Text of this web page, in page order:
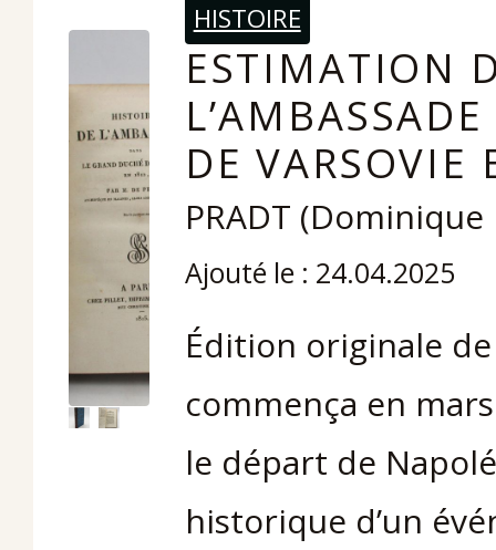
HISTOIRE
ESTIMATION
DE
PRADT
Ajouté le : 24.04.2025
Édition originale
commença en
le départ de
historique d’un